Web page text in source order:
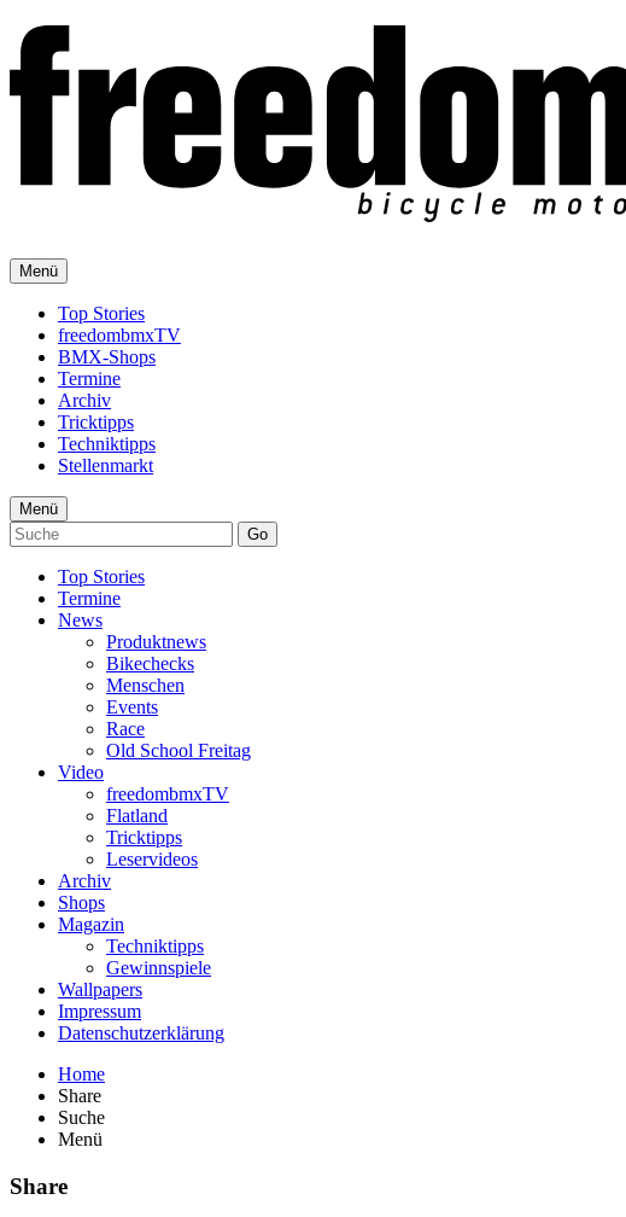
Menü
Top Stories
freedombmxTV
BMX-Shops
Termine
Archiv
Tricktipps
Techniktipps
Stellenmarkt
Menü
Go
Top Stories
Termine
News
Produktnews
Bikechecks
Menschen
Events
Race
Old School Freitag
Video
freedombmxTV
Flatland
Tricktipps
Leservideos
Archiv
Shops
Magazin
Techniktipps
Gewinnspiele
Wallpapers
Impressum
Datenschutzerklärung
Home
Share
Suche
Menü
Share